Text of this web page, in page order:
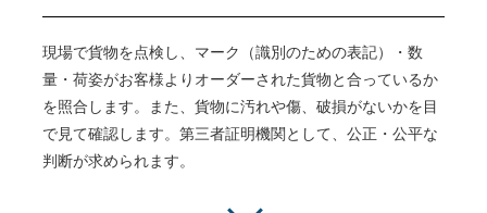
現場で貨物を点検し、マーク（識別のための表記）・数
量・荷姿がお客様よりオーダーされた貨物と合っているか
を照合します。また、貨物に汚れや傷、破損がないかを目
で見て確認します。第三者証明機関として、公正・公平な
判断が求められます。